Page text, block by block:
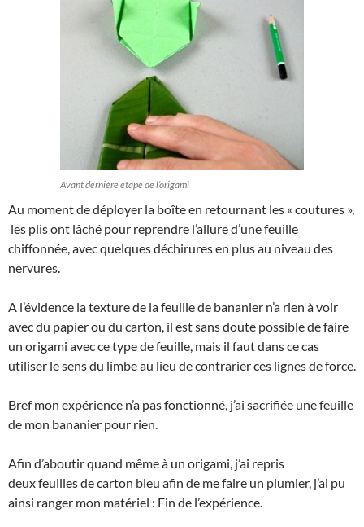
Avant dernière étape de l’origami
Au moment de déployer la boîte en retournant les « coutures »,
les plis ont lâché pour reprendre l’allure d’une feuille
chiffonnée, avec quelques déchirures en plus au niveau des
nervures.
A l’évidence la texture de la feuille de bananier n’a rien à voir
avec du papier ou du carton, il est sans doute possible de faire
un origami avec ce type de feuille, mais il faut dans ce cas
utiliser le sens du limbe au lieu de contrarier ces lignes de force.
Bref mon expérience n’a pas fonctionné, j’ai sacrifiée une feuille
de mon bananier pour rien.
Afin d’aboutir quand même à un origami, j’ai repris
deux feuilles de carton bleu afin de me faire un plumier, j’ai pu
ainsi ranger mon matériel : Fin de l’expérience.